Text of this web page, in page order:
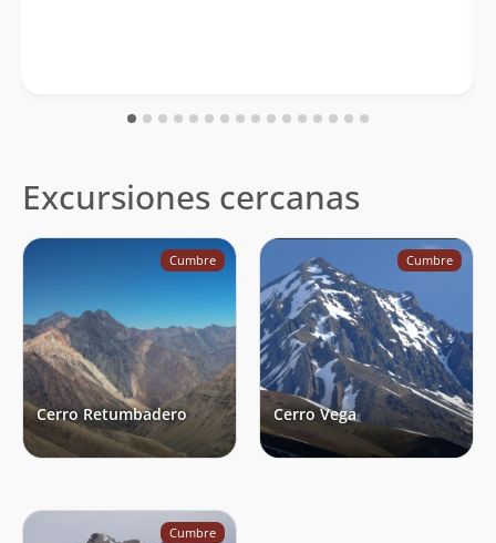
Excursiones cercanas
Cumbre
Cerro Retumbadero
Cumbre
Cerro Vega
Cumbre